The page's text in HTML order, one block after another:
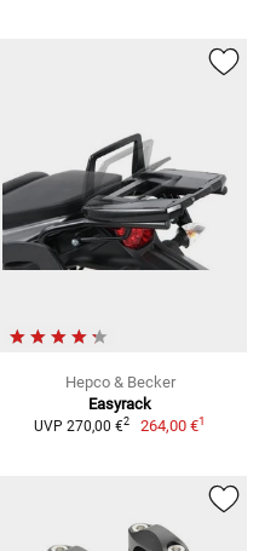
Hepco & Becker
Easyrack
UVP 270,00 €2 264,00 €1